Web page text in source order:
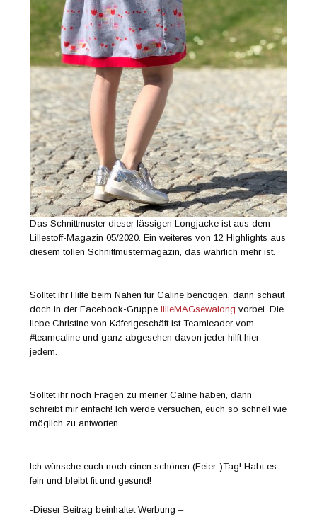
Das Schnittmuster dieser lässigen Longjacke ist aus dem
Lillestoff-Magazin 05/2020. Ein weiteres von 12 Highlights aus
diesem tollen Schnittmustermagazin, das wahrlich mehr ist.
Solltet ihr Hilfe beim Nähen für Caline benötigen, dann schaut
doch in der Facebook-GruppelilleMAGsewalong vorbei. Die
liebe Christine von Käferlgeschäft ist Teamleader vom
#teamcaline und ganz abgesehen davon jeder hilft hier
jedem.
Solltet ihr noch Fragen zu meiner Caline haben, dann
schreibt mir einfach! Ich werde versuchen, euch so schnell wie
möglich zu antworten.
Ich wünsche euch noch einen schönen (Feier-)Tag! Habt es
fein und bleibt fit und gesund!
-Dieser Beitrag beinhaltet Werbung –